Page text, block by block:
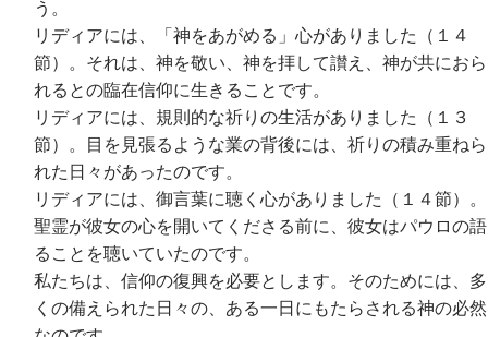
う。
リディアには、「神をあがめる」心がありました（１４
節）。それは、神を敬い、神を拝して讃え、神が共におら
れるとの臨在信仰に生きることです。
リディアには、規則的な祈りの生活がありました（１３
節）。目を見張るような業の背後には、祈りの積み重ねら
れた日々があったのです。
リディアには、御言葉に聴く心がありました（１４節）。
聖霊が彼女の心を開いてくださる前に、彼女はパウロの語
ることを聴いていたのです。
私たちは、信仰の復興を必要とします。そのためには、多
くの備えられた日々の、ある一日にもたらされる神の必然